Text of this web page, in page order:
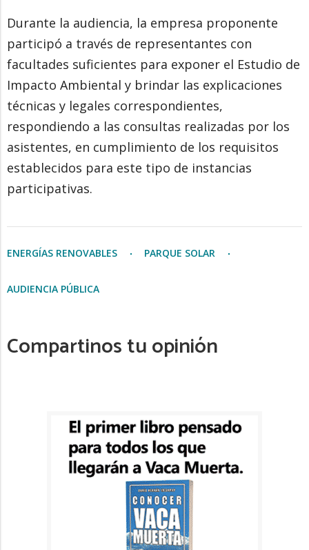
Durante la audiencia, la empresa proponente
participó a través de representantes con
facultades suficientes para exponer el Estudio de
Impacto Ambiental y brindar las explicaciones
técnicas y legales correspondientes,
respondiendo a las consultas realizadas por los
asistentes, en cumplimiento de los requisitos
establecidos para este tipo de instancias
participativas.
ENERGÍAS RENOVABLES PARQUE SOLAR
AUDIENCIA PÚBLICA
Compartinos tu opinión